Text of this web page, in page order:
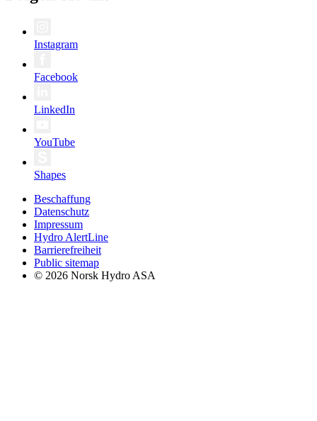
Instagram
Facebook
LinkedIn
YouTube
Shapes
Beschaffung
Datenschutz
Impressum
Hydro AlertLine
Barrierefreiheit
Public sitemap
© 2026 Norsk Hydro ASA